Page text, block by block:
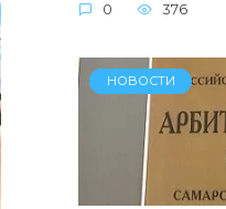
0 376
НОВОСТИ